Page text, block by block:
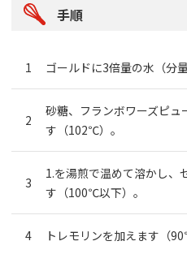
手順
ゴールドに3倍量の水（分
砂糖、フランボワーズピュ
す（102℃）。
1.を湯煎で温めて溶かし、
す（100℃以下）。
トレモリンを加えます（